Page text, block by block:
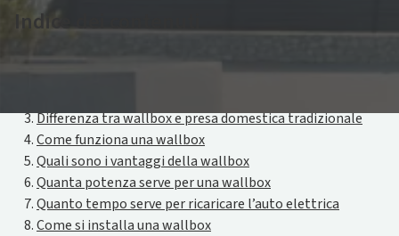
Indice dei contenuti
Wallbox per le auto elettriche: guida alle colonnine di
Differenza tra wallbox e presa domestica tradizionale
Come funziona una wallbox
Quali sono i vantaggi della wallbox
Quanta potenza serve per una wallbox
Quanto tempo serve per ricaricare l’auto elettrica
Come si installa una wallbox